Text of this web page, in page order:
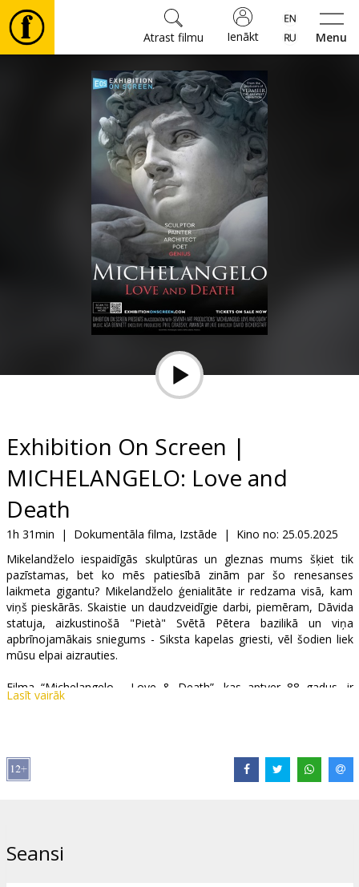
Menu
Ienākt
Atrast filmu
Pasākumi
B2B
Kino
Klubs
Exhibition On Screen |
MICHELANGELO: Love and
Death
1h 31min | Dokumentāla filma, Izstāde | Kino no: 25.05.2025
Mikelandželo iespaidīgās skulptūras un gleznas mums šķiet tik
pazīstamas, bet ko mēs patiesībā zinām par šo renesanses
laikmeta gigantu? Mikelandželo ģenialitāte ir redzama visā, kam
viņš pieskārās. Skaistie un daudzveidīgie darbi, piemēram, Dāvida
statuja, aizkustinošā "Pietà" Svētā Pētera bazilikā un viņa
apbrīnojamākais sniegums - Siksta kapelas griesti, vēl šodien liek
mūsu elpai aizrauties.
Filma “Michelangelo - Love & Death”, kas aptver 88 gadus, ir
kinematogrāfisks ceļojums pa Eiropas drukas telpām un saloniem,
mantojumu.
zīmē. Filma atgriežas kinoteātros 2025. gadā, lai atzīmētu ikoniskā
mākslinieka 550. dzimšanas dienu.
Lasīt vairāk
Seansi